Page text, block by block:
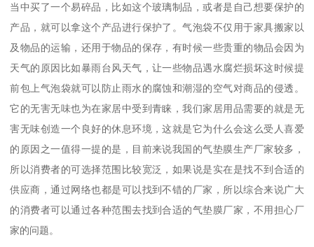
当中买了一个易碎品，比如这个玻璃制品，或者是自己想要保护的
产品，就可以拿这个产品进行保护了。气泡袋不仅用于家具搬家以
及物品的运输，还用于物品的保存，有时候一些贵重的物品会因为
天气的原因比如暴雨台风天气，让一些物品遇水腐烂损坏这时候提
前包上气泡袋就可以防止雨水的腐蚀和潮湿的空气对商品的侵透。
它的无害无味也为在家居中受到青睐，我们家居用品需要的就是无
害无味创造一个良好的休息环境，这就是它为什么会这么受人喜爱
的原因之一值得一提的是，目前来说我国的气垫膜生产厂家较多，
所以消费者的可选择范围比较宽泛，如果说是实在是找不到合适的
供应商，通过网络也都是可以找到不错的厂家，所以综合来说广大
的消费者可以通过各种范围去找到合适的气垫膜厂家，不用担心厂
家的问题。